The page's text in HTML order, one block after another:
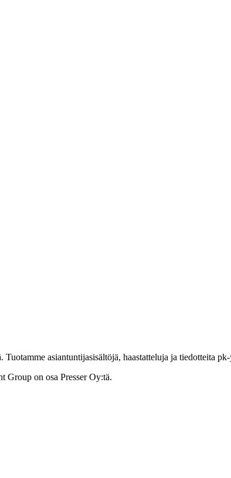
asiantuntijasisältöjä, haastatteluja ja tiedotteita
Group on osa Presser Oy:tä.